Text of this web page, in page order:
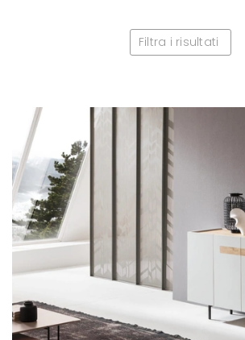
Filtra i risultati